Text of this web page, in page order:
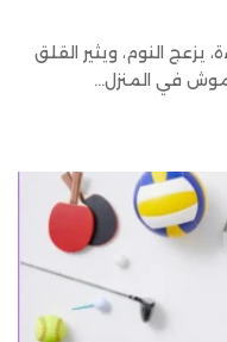
يزعج النوم، ويثير القلق
في المنزل…